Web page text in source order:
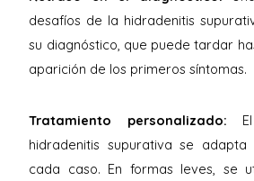
desafíos de la hidradenitis
su diagnóstico, que puede tardar
aparición de los primeros síntomas.
Tratamiento personalizado:
hidradenitis supurativa se
cada caso. En formas leves, se